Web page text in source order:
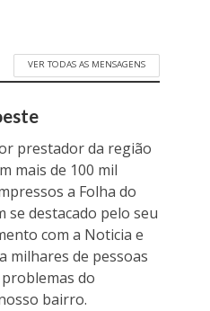
VER TODAS AS MENSAGENS
prestador da região
mais de 100 mil
a Folha do
se destacado pelo seu
com a Noticia e
milhares de pessoas
do
bairro.